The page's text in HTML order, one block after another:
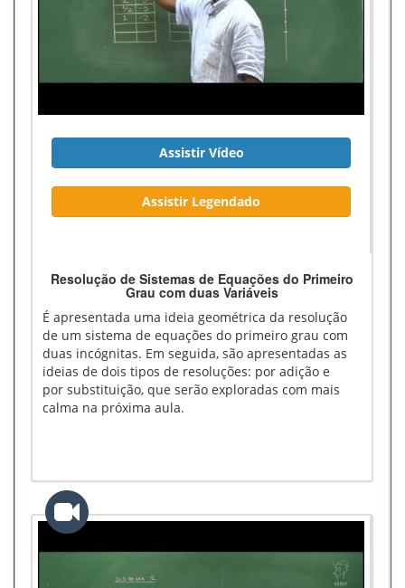
Assistir Vídeo
Assistir Legendado
Resolução de Sistemas de Equações do Primeiro
Grau com duas Variáveis
É apresentada uma ideia geométrica da resolução
de um sistema de equações do primeiro grau com
duas incógnitas. Em seguida, são apresentadas as
ideias de dois tipos de resoluções: por adição e
por substituição, que serão exploradas com mais
calma na próxima aula.